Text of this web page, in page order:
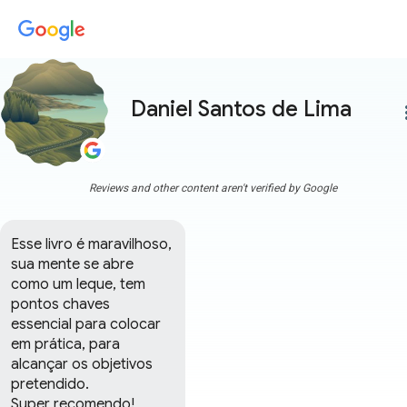
Daniel Santos de Lima
Reviews and other content aren't verified by Google
Esse livro é maravilhoso,
sua mente se abre
como um leque, tem
pontos chaves
essencial para colocar
em prática, para
alcançar os objetivos
pretendido.